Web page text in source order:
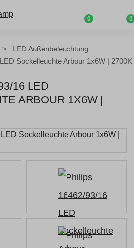
0 0
LED Außenbeleuchtung
Sockelleuchte Arbour 1x6W | 2700K
16 LED
ARBOUR 1X6W |